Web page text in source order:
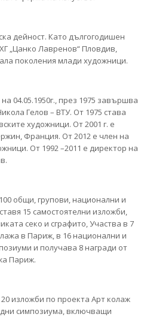
дейност. Като дългогодишен
„Цанко Лавренов“ Пловдив,
поколения млади художници.
04.05.1950г., през 1975 завършва
Гелов – ВТУ. От 1975 става
художници. От 2001 г. е
Франция. От 2012 е член на
От 1992 –2011 е директор на
общи, групови, национални и
15 самостоятелни изложби,
секо и сграфито, Участва в 7
в Париж, в 16 национални и
и получава 8 награди от
Париж.
20 изложби по проекта Арт колаж
симпозиума, включващи